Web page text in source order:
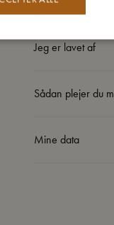
Jeg er lavet af
Sådan plejer du
Mine data